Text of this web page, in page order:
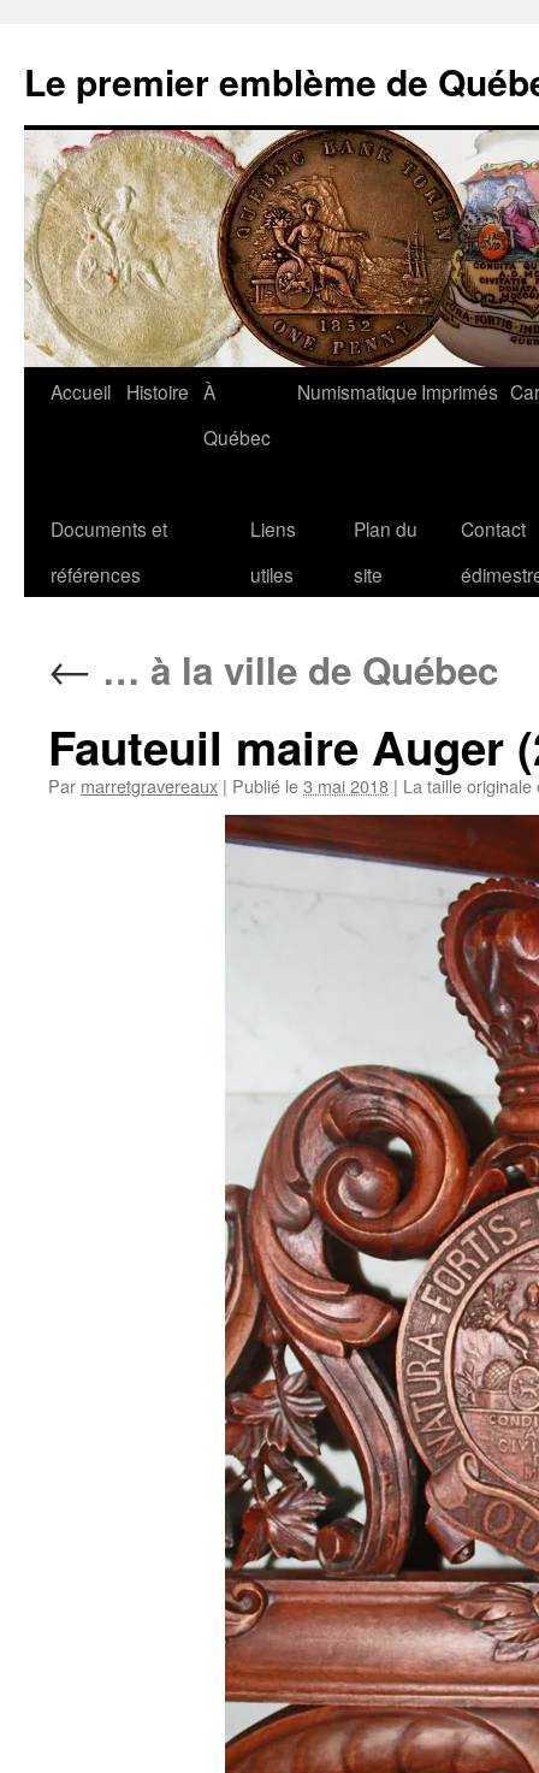
contenu
Le premier emblème de
Accueil Histoire À
Québec
Numismatique Imprimés
Documents et
références
Liens
utiles
Plan du
site
Contact
← … à la ville de Québec
Fauteuil maire Auger
Par marretgravereaux | Publié le3 mai 2018 | La taille